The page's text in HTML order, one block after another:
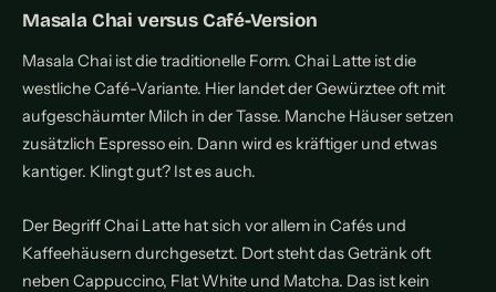
Masala Chai versus Café-Version
Masala Chai ist die traditionelle Form. Chai Latte ist die
westliche Café-Variante. Hier landet der Gewürztee oft mit
aufgeschäumter Milch in der Tasse. Manche Häuser setzen
zusätzlich Espresso ein. Dann wird es kräftiger und etwas
kantiger. Klingt gut? Ist es auch.
Der Begriff Chai Latte hat sich vor allem in Cafés und
Kaffeehäusern durchgesetzt. Dort steht das Getränk oft
neben Cappuccino, Flat White und Matcha. Das ist kein